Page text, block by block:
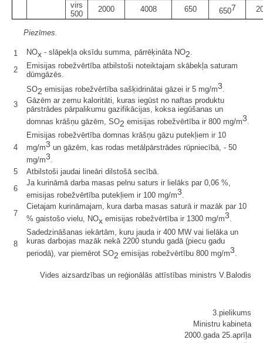
virs
500
2000 4008 650 6507
Piezīmes.
1 NOx - slāpekļa oksīdu summa, pārrēķināta NO2.
2
Emisijas robežvērtība atbilstoši noteiktajam skābekļa saturam
dūmgāzēs.
3
SO2 emisijas robežvērtība sašķidrinātai gāzei ir 5 mg/m3.
Gāzēm ar zemu kaloritāti, kuras iegūst no naftas produktu
pārstrādes pārpalikumu gazifikācijas, koksa iegūšanas un
domnas krāšņu gāzēm, SO2 emisijas robežvērtība ir 800 mg/m3.
4
Emisijas robežvērtība domnas krāšņu gāzu putekļiem ir 10
mg/m3 un gāzēm, kas rodas metālpārstrādes rūpniecībā, - 50
mg/m3.
5
Atbilstoši jaudai lineāri dilstošā secībā.
6
Ja kurināmā darba masas pelnu saturs ir lielāks par 0,06 %,
emisijas robežvērtība putekļiem ir 100 mg/m3.
7
Cietajam kurināmajam, kura darba masas saturā ir mazāk par 10
% gaistošo vielu, NOx emisijas robežvērtība ir 1300 mg/m3.
8
Sadedzināšanas iekārtām, kuru jauda ir 400 MW vai lielāka un
kuras darbojas mazāk nekā 2200 stundu gadā (piecu gadu
periodā), var piemērot SO2 emisijas robežvērtību 800 mg/m3.
Vides aizsardzības un reģionālās attīstības ministrs V.Balodis
3.pielikums
Ministru kabineta
2000.gada 25.aprīļa